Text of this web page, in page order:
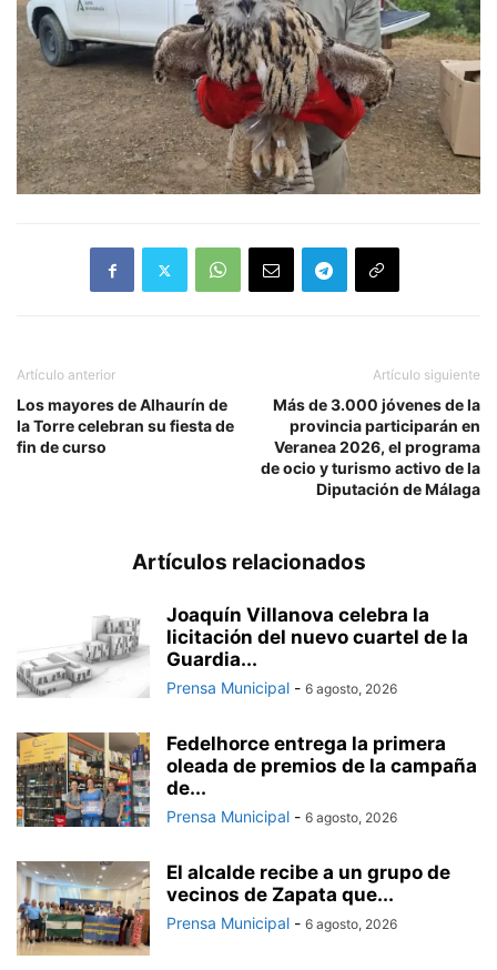
Artículo anterior
Los mayores de Alhaurín de
la Torre celebran su fiesta de
fin de curso
Artículo siguiente
Más de 3.000 jóvenes de la
provincia participarán en
Veranea 2026, el programa
de ocio y turismo activo de la
Diputación de Málaga
Artículos relacionados
Joaquín Villanova celebra la
licitación del nuevo cuartel de la
Guardia...
Prensa Municipal - 6 agosto, 2026
Fedelhorce entrega la primera
oleada de premios de la campaña
de...
Prensa Municipal - 6 agosto, 2026
El alcalde recibe a un grupo de
vecinos de Zapata que...
Prensa Municipal - 6 agosto, 2026